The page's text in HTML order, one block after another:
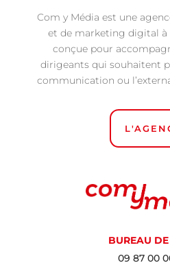
Com y Média est une
et de marketing digital à
conçue pour
dirigeants qui souhaitent
communication ou
BUREAU
09 87 00